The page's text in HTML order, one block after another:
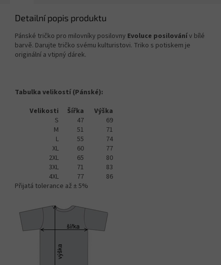
Detailní popis produktu
Pánské tričko pro milovníky posilovny Evoluce posilovánív bílé
barvě. Darujte tričko svému kulturistovi. Triko s potiskem je
originální a vtipný dárek.
Tabulka velikostí (Pánské):
Velikosti
Šířka
Výška
S
47
69
M
51
71
L
55
74
XL
60
77
2XL
65
80
3XL
71
83
4XL
77
86
Přijatá tolerance až ± 5%